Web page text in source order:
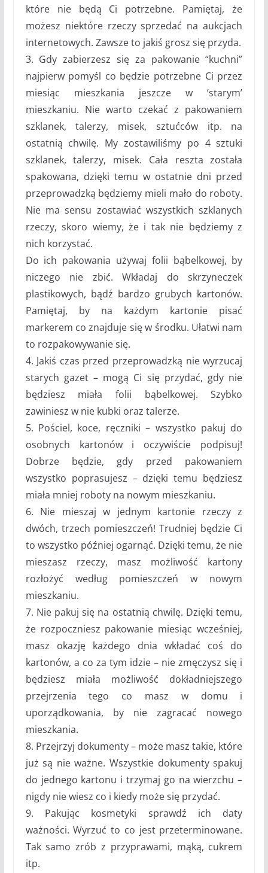
które nie będą Ci potrzebne. Pamiętaj, że
możesz niektóre rzeczy sprzedać na aukcjach
internetowych. Zawsze to jakiś grosz się przyda.
3. Gdy zabierzesz się za pakowanie “kuchni”
najpierw pomyśl co będzie potrzebne Ci przez
miesiąc mieszkania jeszcze w ‘starym’
mieszkaniu. Nie warto czekać z pakowaniem
szklanek, talerzy, misek, sztućców itp. na
ostatnią chwilę. My zostawiliśmy po 4 sztuki
szklanek, talerzy, misek. Cała reszta została
spakowana, dzięki temu w ostatnie dni przed
przeprowadzką będziemy mieli mało do roboty.
Nie ma sensu zostawiać wszystkich szklanych
rzeczy, skoro wiemy, że i tak nie będziemy z
nich korzystać.
Do ich pakowania używaj folii bąbelkowej, by
niczego nie zbić. Wkładaj do skrzyneczek
plastikowych, bądź bardzo grubych kartonów.
Pamiętaj, by na każdym kartonie pisać
markerem co znajduje się w środku. Ułatwi nam
to rozpakowywanie się.
4. Jakiś czas przed przeprowadzką nie wyrzucaj
starych gazet – mogą Ci się przydać, gdy nie
będziesz miała folii bąbelkowej. Szybko
zawiniesz w nie kubki oraz talerze.
5. Pościel, koce, ręczniki – wszystko pakuj do
osobnych kartonów i oczywiście podpisuj!
Dobrze będzie, gdy przed pakowaniem
wszystko poprasujesz – dzięki temu będziesz
miała mniej roboty na nowym mieszkaniu.
6. Nie mieszaj w jednym kartonie rzeczy z
dwóch, trzech pomieszczeń! Trudniej będzie Ci
to wszystko później ogarnąć. Dzięki temu, że nie
mieszasz rzeczy, masz możliwość kartony
rozłożyć według pomieszczeń w nowym
mieszkaniu.
7. Nie pakuj się na ostatnią chwilę. Dzięki temu,
że rozpoczniesz pakowanie miesiąc wcześniej,
masz okazję każdego dnia wkładać coś do
kartonów, a co za tym idzie – nie zmęczysz się i
będziesz miała możliwość dokładniejszego
przejrzenia tego co masz w domu i
uporządkowania, by nie zagracać nowego
mieszkania.
8. Przejrzyj dokumenty – może masz takie, które
już są nie ważne. Wszystkie dokumenty spakuj
do jednego kartonu i trzymaj go na wierzchu –
nigdy nie wiesz co i kiedy może się przydać.
9. Pakując kosmetyki sprawdź ich daty
ważności. Wyrzuć to co jest przeterminowane.
Tak samo zrób z przyprawami, mąką, cukrem
itp.